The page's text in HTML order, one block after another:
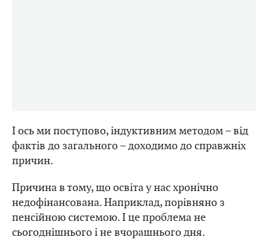
І ось ми поступово, індуктивним методом – від
фактів до загального – доходимо до справжніх
причин.
Причина в тому, що освіта у нас хронічно
недофінансована. Наприклад, порівняно з
пенсійною системою. І це проблема не
сьогоднішнього і не вчорашнього дня.